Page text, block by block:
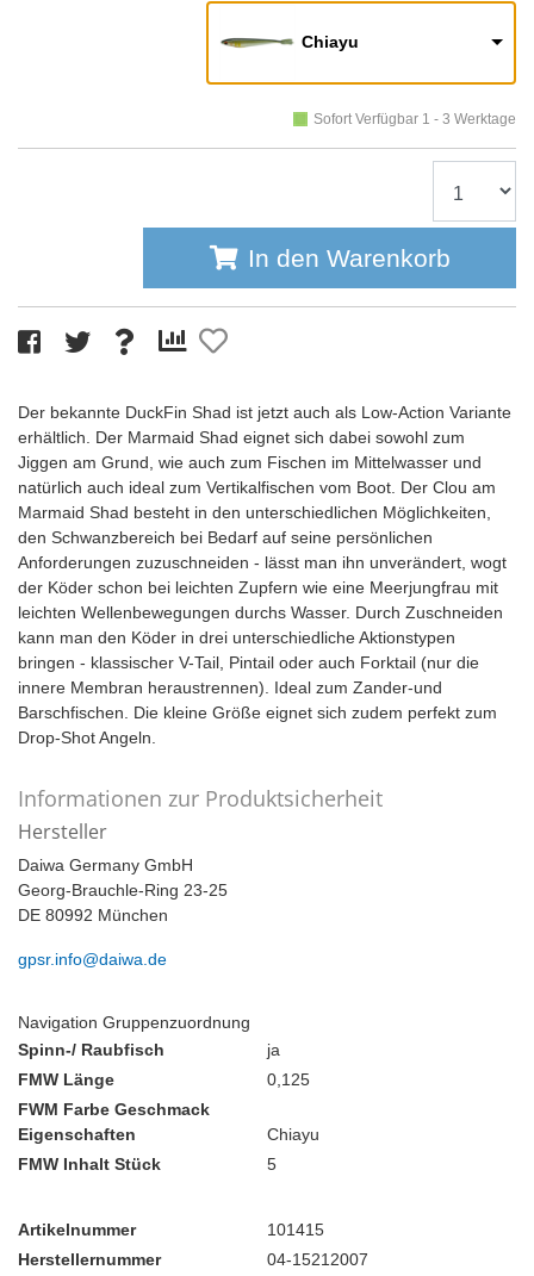
Chiayu
Sofort Verfügbar 1 - 3 Werktage
In den Warenkorb
Der bekannte DuckFin Shad ist jetzt auch als Low-Action Variante
erhältlich. Der Marmaid Shad eignet sich dabei sowohl zum
Jiggen am Grund, wie auch zum Fischen im Mittelwasser und
natürlich auch ideal zum Vertikalfischen vom Boot. Der Clou am
Marmaid Shad besteht in den unterschiedlichen Möglichkeiten,
den Schwanzbereich bei Bedarf auf seine persönlichen
Anforderungen zuzuschneiden - lässt man ihn unverändert, wogt
der Köder schon bei leichten Zupfern wie eine Meerjungfrau mit
leichten Wellenbewegungen durchs Wasser. Durch Zuschneiden
kann man den Köder in drei unterschiedliche Aktionstypen
bringen - klassischer V-Tail, Pintail oder auch Forktail (nur die
innere Membran heraustrennen). Ideal zum Zander-und
Barschfischen. Die kleine Größe eignet sich zudem perfekt zum
Drop-Shot Angeln.
Informationen zur Produktsicherheit
Hersteller
Daiwa Germany GmbH
Georg-Brauchle-Ring 23-25
DE 80992 München
gpsr.info@daiwa.de
Navigation Gruppenzuordnung
Spinn-/ Raubfisch
ja
FMW Länge
0,125
FWM Farbe Geschmack
Eigenschaften
Chiayu
FMW Inhalt Stück
5
Artikelnummer
101415
Herstellernummer
04-15212007